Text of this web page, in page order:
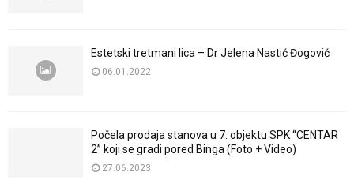
Estetski tretmani lica – Dr Jelena Nastić Đogović
06.01.2022
Počela prodaja stanova u 7. objektu SPK “CENTAR
2” koji se gradi pored Binga (Foto + Video)
27.06.2023